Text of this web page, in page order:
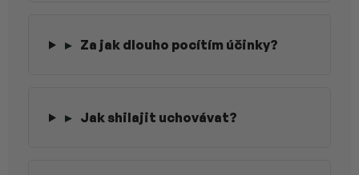
▸ Za jak dlouho pocítím účinky?
▸ Jak shilajit uchovávat?